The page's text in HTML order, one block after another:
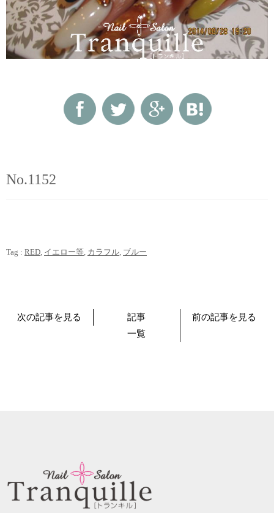
No.1152
Tag : RED, イエロー等, カラフル, ブルー
次の記事を見る
記事
一覧
前の記事を見る